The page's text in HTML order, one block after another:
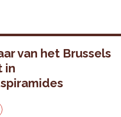
van het Brussels
in